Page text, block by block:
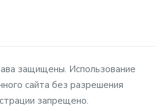
защищены. Использование
сайта без разрешения
запрещено.